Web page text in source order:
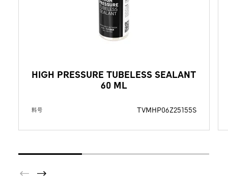
HIGH PRESSURE TUBELESS SEALANT
60 ML
料号 TVMHP06Z25155S